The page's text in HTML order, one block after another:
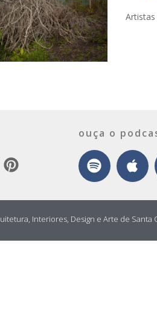
Artistas
ouça o
Interiores, Design e Arte de Santa